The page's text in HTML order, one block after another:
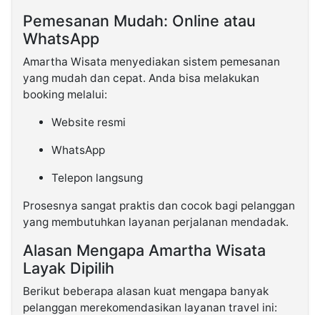
Pemesanan Mudah: Online atau
WhatsApp
Amartha Wisata menyediakan sistem pemesanan
yang mudah dan cepat. Anda bisa melakukan
booking melalui:
Website resmi
WhatsApp
Telepon langsung
Prosesnya sangat praktis dan cocok bagi pelanggan
yang membutuhkan layanan perjalanan mendadak.
Alasan Mengapa Amartha Wisata
Layak Dipilih
Berikut beberapa alasan kuat mengapa banyak
pelanggan merekomendasikan layanan travel ini: